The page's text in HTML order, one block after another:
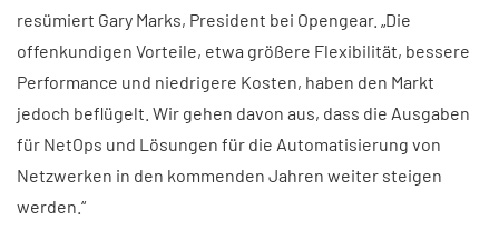
resümiert Gary Marks, President bei Opengear. „Die
offenkundigen Vorteile, etwa größere Flexibilität, bessere
Performance und niedrigere Kosten, haben den Markt
jedoch beflügelt. Wir gehen davon aus, dass die Ausgaben
für NetOps und Lösungen für die Automatisierung von
Netzwerken in den kommenden Jahren weiter steigen
werden.“